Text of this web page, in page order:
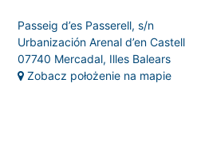
Passeig d’es Passerell, s/n
Urbanización Arenal d’en Castell
07740 Mercadal, Illes Balears
Zobacz położenie na mapie